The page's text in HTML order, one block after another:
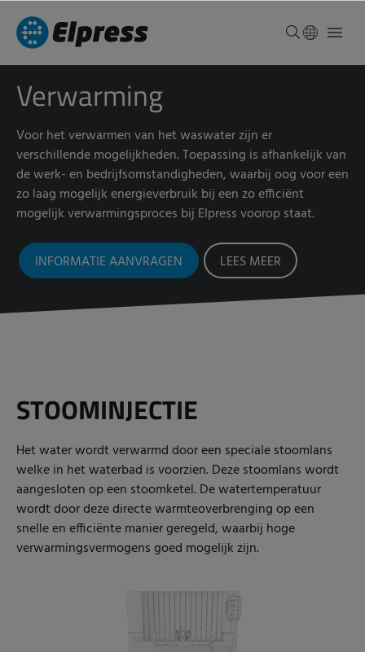
Verwarming
Voor het verwarmen van het waswater zijn er
verschillende mogelijkheden. Toepassing is afhankelijk van
de werk- en bedrijfsomstandigheden, waarbij oog voor een
zo laag mogelijk energieverbruik bij een zo efficiënt
mogelijk verwarmingsproces bij Elpress voorop staat.
INFORMATIE AANVRAGEN LEES MEER
STOOMINJECTIE
Het water wordt verwarmd door een speciale stoomlans
welke in het waterbad is voorzien. Deze stoomlans wordt
aangesloten op een stoomketel. De watertemperatuur
wordt door deze directe warmteoverbrenging op een
snelle en efficiënte manier geregeld, waarbij hoge
verwarmingsvermogens goed mogelijk zijn.